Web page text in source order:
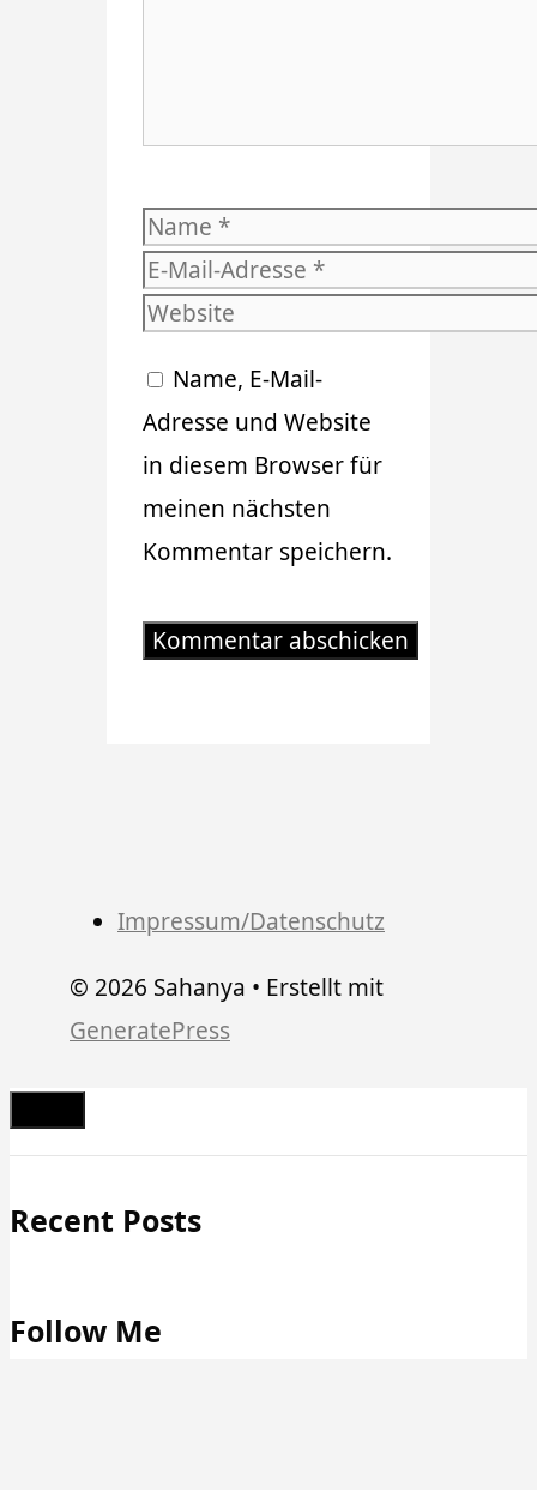
Name
E-
Mail-
Website
Name, E-Mail-
Adresse und Website
in diesem Browser für
meinen nächsten
Kommentar speichern.
Impressum/Datenschutz
© 2026 Sahanya • Erstellt mit
GeneratePress
Schließen
Recent Posts
Follow Me